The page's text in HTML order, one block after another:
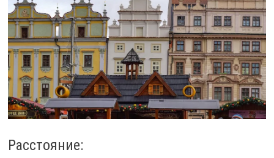
Расстояние: